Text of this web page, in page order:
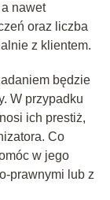
nawet
oraz liczba
z klientem.
będzie
W przypadku
ich prestiż,
Co
w jego
prawnymi lub z